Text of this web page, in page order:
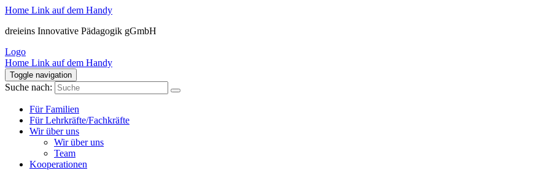
Home Link auf dem Handy
dreieins Innovative Pädagogik gGmbH
Logo
Home Link auf dem Handy
Toggle navigation
Suche nach:
Für Familien
Für Lehrkräfte/Fachkräfte
Wir über uns
Wir über uns
Team
Kooperationen